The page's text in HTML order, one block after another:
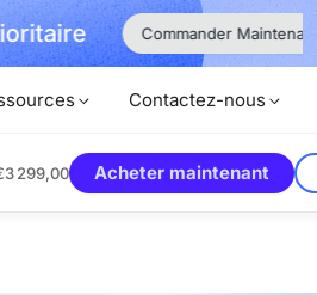
Commander Maintenant !
Contactez-nous
299,00 Acheter maintenant